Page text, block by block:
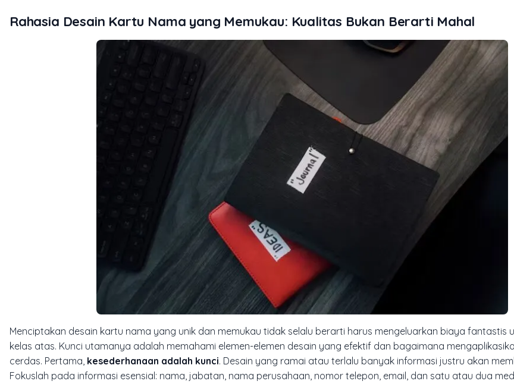
Rahasia Desain Kartu Nama yang Memukau: Kualitas Bukan Berarti Mahal
Menciptakan desain kartu nama yang unik dan memukau tidak selalu berarti harus mengeluarkan biaya fantastis
kelas atas. Kunci utamanya adalah memahami elemen-elemen desain yang efektif dan bagaimana
cerdas. Pertama, kesederhanaan adalah kunci. Desain yang ramai atau terlalu banyak informasi justru akan
Fokuslah pada informasi esensial: nama, jabatan, nama perusahaan, nomor telepon, email, dan satu atau dua